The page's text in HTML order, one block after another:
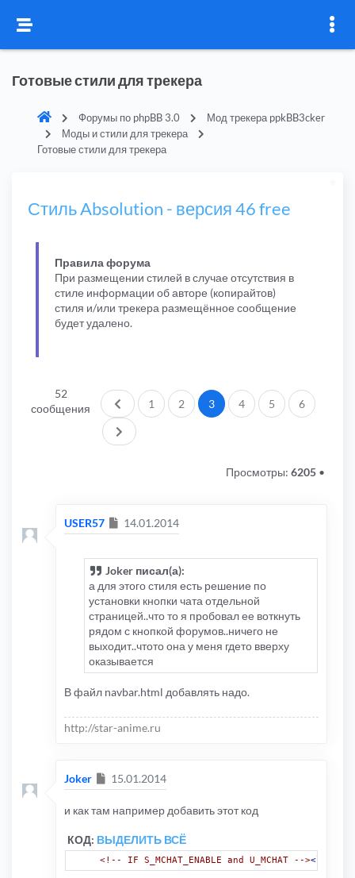
Готовые стили для трекера
Форумы по phpBB 3.0
Мод трекера ppkBB3cker
Моды и стили для трекера
Готовые стили для трекера
Стиль Absolution - версия 46 free
Правила форума
При размещении стилей в случае отсутствия в
стиле информации об авторе (копирайтов)
стиля и/или трекера размещённое сообщение
будет удалено.
52
сообщения
Пред.
1 2 3 4 5
6
След.
Просмотры: 6205 •
USER57 Сообщение
14.01.2014
Joker писал(а):
а для этого стиля есть решение по
установки кнопки чата отдельной
страницей..что то я пробовал ее воткнуть
рядом с кнопкой форумов..ничего не
выходит..чтото она у меня гдето вверху
оказывается
В файл navbar.html добавлять надо.
http://star-anime.ru
Joker Сообщение
15.01.2014
и как там например добавить этот код
КОД: ВЫДЕЛИТЬ ВСЁ
<!-- IF S_MCHAT_ENABLE and U_MCHAT --><li